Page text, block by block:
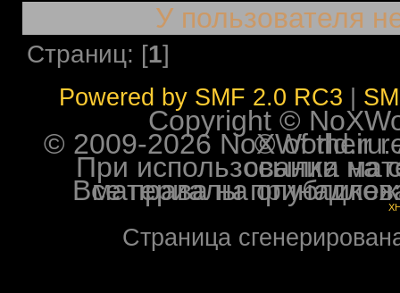
У пользователя
Страниц: [1]
Powered by SMF 2.0 RC3
Copyright ©
© 2009-2026 NoXWorld.ru. All
При использовании
Все права на опубликованные на форуме
Страница